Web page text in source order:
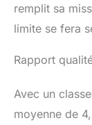
remplit sa
limite se fera
Rapport
Avec un
moyenne de